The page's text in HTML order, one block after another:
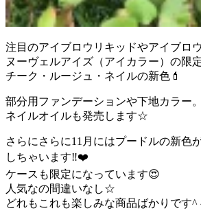
注目のアイブロウリキッドやアイブロ
ヌーヴェルアイズ（アイカラー）の限
チーク・ルージュ・ネイルの新色💄
部分用ファンデーションや下地カラー。
ネイルオイルも発売します☆
さらにさらに11月にはプードルの新色
しちゃいます‼︎❤️
ケースも限定になっています😍
人気なの間違いなし☆
どれもこれも楽しみな商品ばかりです^